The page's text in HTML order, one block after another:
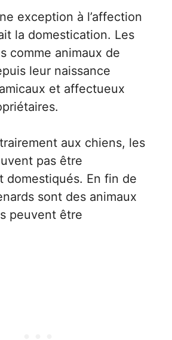
exception à l’affection
la domestication. Les
comme animaux de
leur naissance
et affectueux
aux chiens, les
pas être
domestiqués. En fin de
sont des animaux
peuvent être